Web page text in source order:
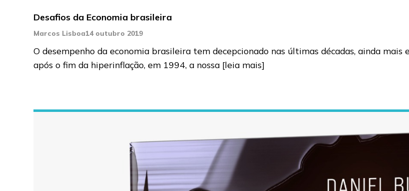
Desafios da Economia brasileira
Marcos Lisboa14 outubro 2019
O desempenho da economia brasileira tem decepcionado nas últimas décadas, ainda
após o fim da hiperinflação, em 1994, a nossa [leia mais]